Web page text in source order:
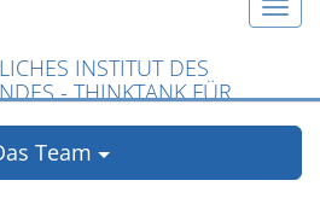
T
g
l
INSTITUT DES
- THINKTANK FÜR
Team